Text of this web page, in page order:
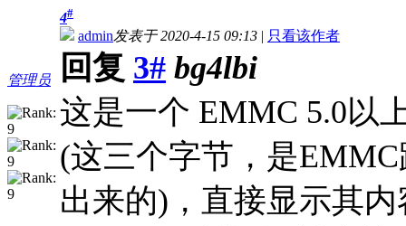
管理员
4#
admin发表于 2020-4-15 09:13 | 只看该作者
回复 3# bg4lbi
这是一个 EMMC 5.0以
(这三个字节，是
出来的)，直接显示其